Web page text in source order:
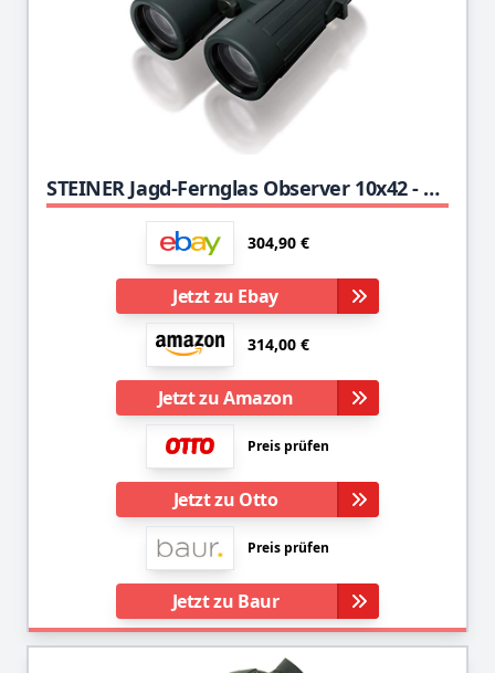
STEINER Jagd-Fernglas Observer 10x42 - Deutsche Qualitätsoptik, helle und detailreiche Bilder, hohe Vergrößerung, leichtes Dachkantdesign
304,90 €
Jetzt zu Ebay
314,00 €
Jetzt zu Amazon
Preis prüfen
Jetzt zu Otto
Preis prüfen
Jetzt zu Baur